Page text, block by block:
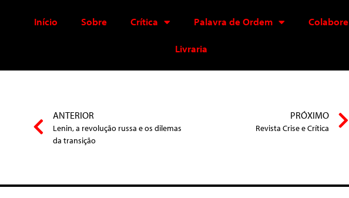
Início Sobre Crítica Palavra de Ordem Colabore
Livraria
ANTERIOR
Lenin, a revolução russa e os dilemas
da transição
PRÓXIMO
Revista Crise e Crítica